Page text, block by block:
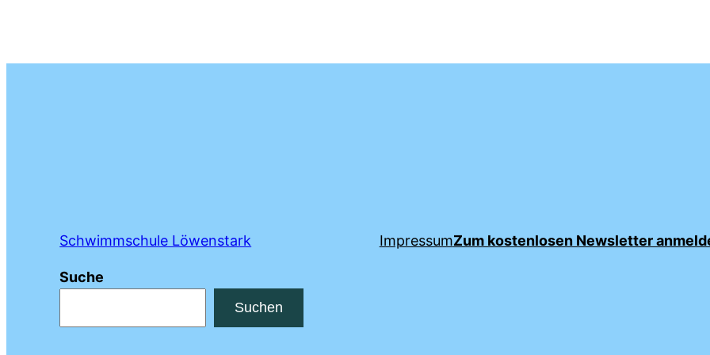
Schwimmschule Löwenstark ImpressumZum kostenlosen Newsletter
Suche
Suchen